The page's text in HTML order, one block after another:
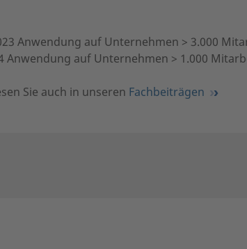
Anwendung auf Unternehmen > 3.000
Anwendung auf Unternehmen > 1.000
Sie auch in unseren Fachbeiträgen